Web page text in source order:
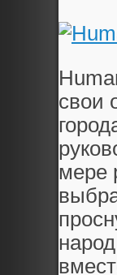
свои
мере